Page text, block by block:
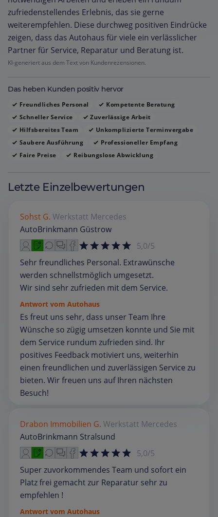
zufriedenstellendes Erlebnis, das sie gerne
weiterempfehlen. Diese durchweg positiven Eindrücke
zeigen, dass das Autohaus für viele ein verlässlicher
Partner für Service, Reparatur und Beratung ist.
KI-generiert aus dem Text von Kundenrezensionen.
Das heben Kunden positiv hervor
Freundliches Personal
Kompetente Beratung
Schneller Service
Zuverlässige Arbeit
Hilfsbereites Team
Unkomplizierte Terminvergabe
Saubere Ausführung
Professioneller Empfang
Faire Preise
Reibungslose Abwicklung
Letzte Einzelbewertungen
Sohst G. Werkstatt Mercedes
AutoBrinkmann Güstrow
5,0/5
Sehr freundliches Personal. Extrawünsche
werden schnellstmöglich umgesetzt.
Wir sind sehr zufrieden mit dem Service.
Antwort vom Autohaus
Es freut uns sehr, dass unser Team Ihre
Wünsche so zügig umsetzen konnte und Sie mit
dem Service rundum zufrieden sind. Ihr
positives Feedback motiviert uns, weiterhin
einen freundlichen und zuverlässigen Service zu
bieten. Wir freuen uns auf Ihren nächsten
Besuch!
Drabon Immobilien G. Werkstatt Mercedes
AutoBrinkmann Stralsund
5,0/5
Super zuvorkommendes Team und sofort ein
Platz frei gemacht zur Reparatur sehr zu
empfehlen !
Antwort vom Autohaus